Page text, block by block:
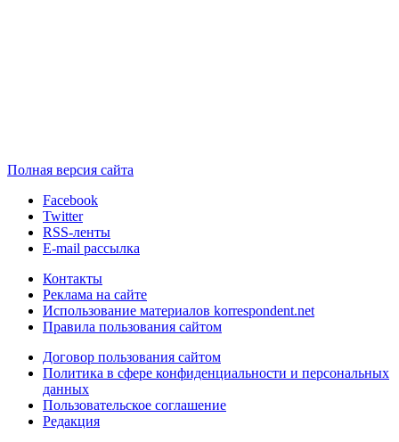
Полная версия сайта
Facebook
Twitter
RSS-ленты
E-mail рассылка
Контакты
Реклама на сайте
Использование материалов korrespondent.net
Правила пользования сайтом
Договор пользования сайтом
Политика в сфере конфиденциальности и персональных
данных
Пользовательское соглашение
Редакция